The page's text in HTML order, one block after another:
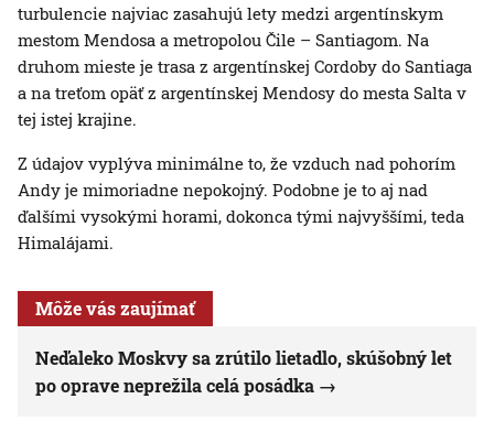
turbulencie najviac zasahujú lety medzi argentínskym
mestom Mendosa a metropolou Čile – Santiagom. Na
druhom mieste je trasa z argentínskej Cordoby do Santiaga
a na treťom opäť z argentínskej Mendosy do mesta Salta v
tej istej krajine.
Z údajov vyplýva minimálne to, že vzduch nad pohorím
Andy je mimoriadne nepokojný. Podobne je to aj nad
ďalšími vysokými horami, dokonca tými najvyššími, teda
Himalájami.
Môže vás zaujímať
Neďaleko Moskvy sa zrútilo lietadlo, skúšobný let
po oprave neprežila celá posádka